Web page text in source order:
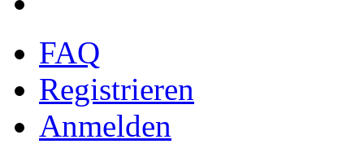
FAQ
Registrieren
Anmelden